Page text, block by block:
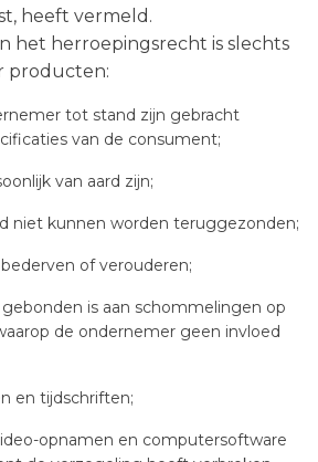
heeft vermeld.
het herroepingsrecht is slechts
producten:
tot stand zijn gebracht
van de consument;
van aard zijn;
niet kunnen worden teruggezonden;
of verouderen;
is aan schommelingen op
de ondernemer geen invloed
en tijdschriften;
opnamen en computersoftware